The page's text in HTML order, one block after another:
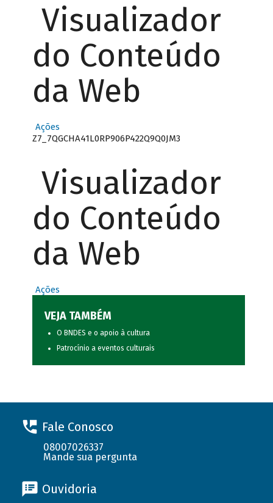
Visualizador
do Conteúdo
da Web
Ações
Z7_7QGCHA41L0RP906P422Q9Q0JM3
Visualizador
do Conteúdo
da Web
Ações
VEJA TAMBÉM
O BNDES e o apoio à cultura
Patrocínio a eventos culturais
Fale Conosco
08007026337
Mande sua pergunta
Ouvidoria